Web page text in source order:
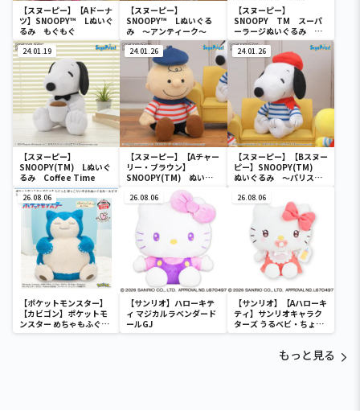
【スヌーピー】【Aドーナ
ツ】SNOOPY™ Lぬいぐ
るみ もぐもぐ
【スヌーピー】
SNOOPY™ Lぬいぐる
み ～アンティーク～
【スヌーピー】
SNOOPY TM スーパ
ーラージぬいぐるみ ～
FACE～
24.01.19
【スヌーピー】
SNOOPY(TM) Lぬいぐ
るみ Coffee Time
24.01.26
【スヌーピー】【Aチャー
リー・ブラウン】
SNOOPY(TM) ぬいぐ
るみ ～パリスタイル～
24.01.26
【スヌーピー】【Bスヌー
ピー】SNOOPY(TM)
ぬいぐるみ ～パリスタ
26.08.06
【ポケットモンスター】
【カビゴン】ポケットモ
ンスター めちゃもふぐっ
と ほっこりいやされぬい
26.08.06
【サンリオ】ハローキテ
ィ マジカルラベンダード
ールGJ
26.08.06
【サンリオ】【Aハローキ
ティ】サンリオキャラク
ターズ うるベビ・ちょい
デカドール
もっと見る